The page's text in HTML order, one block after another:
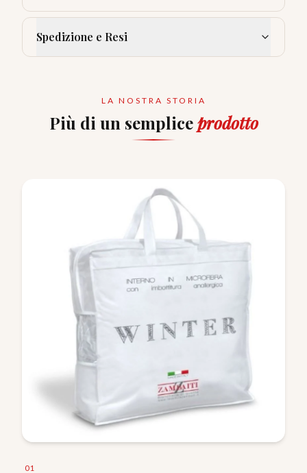
Spedizione e Resi
LA NOSTRA STORIA
Più di un sempliceprodotto
01